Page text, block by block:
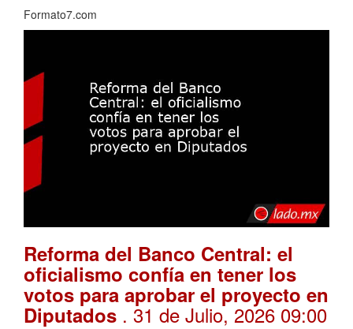
Formato7.com
Reforma del Banco Central: el
oficialismo confía en tener los
votos para aprobar el proyecto en
Diputados . 31 de Julio, 2026 09:00